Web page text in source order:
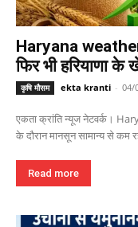
Haryana
फिर भी हरियाणा के
कृषि मौसम ekta kranti - 04/
एकता क्रांति न्यूज नेटवर्क।
के दौरान मानसून सामान्य से कम
Read more